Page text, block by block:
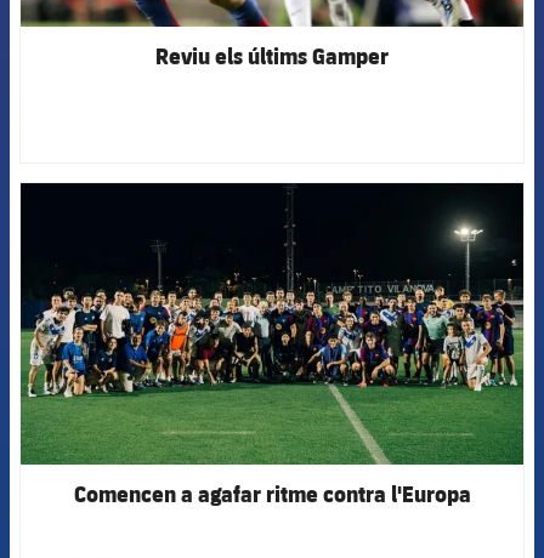
Reviu els últims Gamper
FCB Barcelona badge
Comencen a agafar ritme contra l'Europa